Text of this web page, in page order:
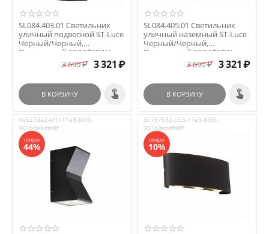
SL084.403.01 Светильник
уличный подвесной ST-Luce
Черный/Черный,
Прозрачный E27 1*60W L...
3 690₽ 3 321₽
В КОРЗИНУ
SL084.405.01 Светильник
уличный наземный ST-Luce
Черный/Черный,
Прозрачный E27 1*60W
3 690₽ 3 321₽
В КОРЗИНУ
4e527da2-ef1f-11e9-80f3-
901b0ebdfa8f
СКИДКА
44%
30767692-cfc5-11e9-80f3-
901b0ebdfa8f
СКИДКА
10%